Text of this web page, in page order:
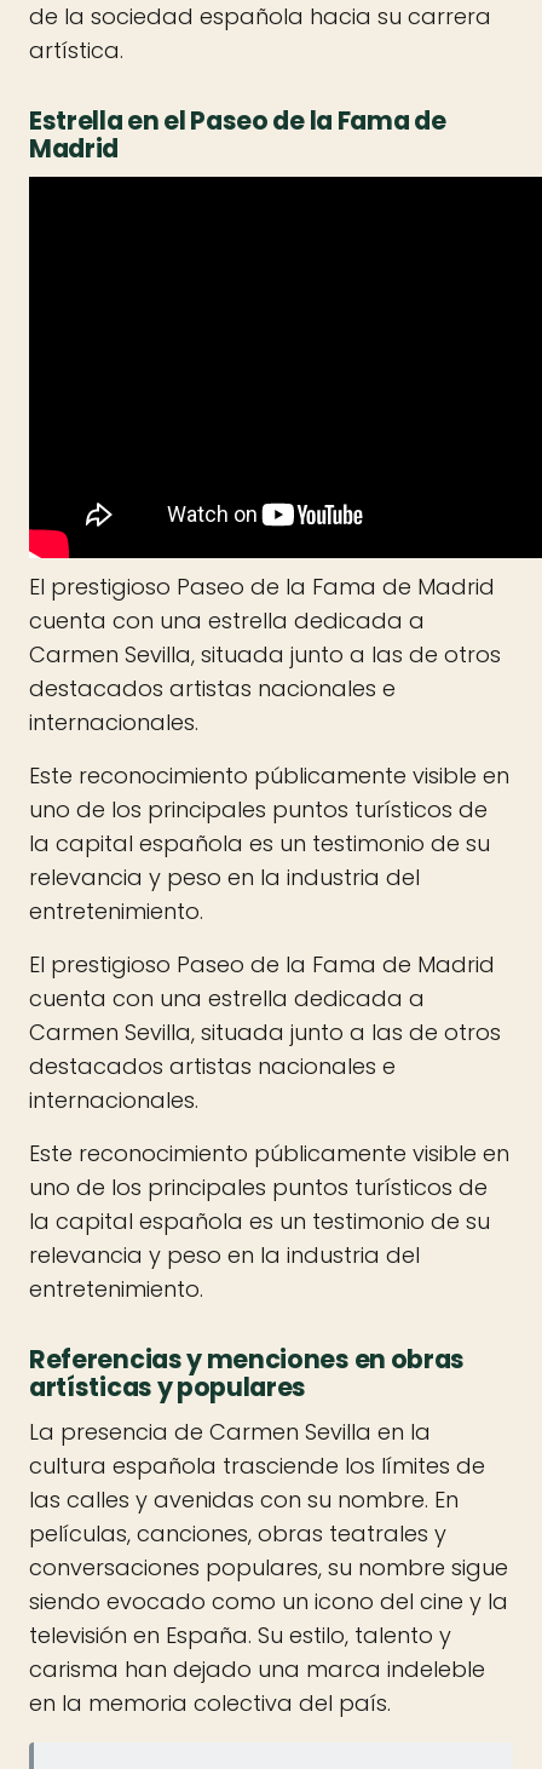
de la sociedad española hacia su carrera
artística.
Estrella en el Paseo de la Fama de
Madrid
El prestigioso Paseo de la Fama de Madrid
cuenta con una estrella dedicada a
Carmen Sevilla, situada junto a las de otros
destacados artistas nacionales e
internacionales.
Este reconocimiento públicamente visible en
uno de los principales puntos turísticos de
la capital española es un testimonio de su
relevancia y peso en la industria del
entretenimiento.
El prestigioso Paseo de la Fama de Madrid
cuenta con una estrella dedicada a
Carmen Sevilla, situada junto a las de otros
destacados artistas nacionales e
internacionales.
Este reconocimiento públicamente visible en
uno de los principales puntos turísticos de
la capital española es un testimonio de su
relevancia y peso en la industria del
entretenimiento.
Referencias y menciones en obras
artísticas y populares
La presencia de Carmen Sevilla en la
cultura española trasciende los límites de
las calles y avenidas con su nombre. En
películas, canciones, obras teatrales y
conversaciones populares, su nombre sigue
siendo evocado como un icono del cine y la
televisión en España. Su estilo, talento y
carisma han dejado una marca indeleble
en la memoria colectiva del país.